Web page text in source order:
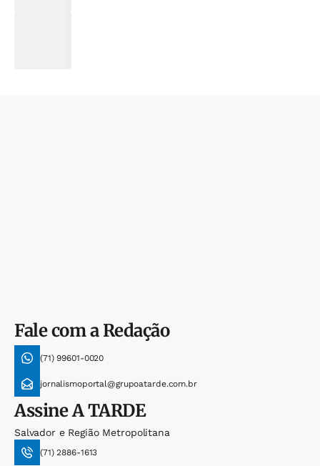
Fale com a Redação
(71) 99601-0020
jornalismoportal@grupoatarde.com.br
AssineA TARDE
Salvador e Região Metropolitana
(71) 2886-1613